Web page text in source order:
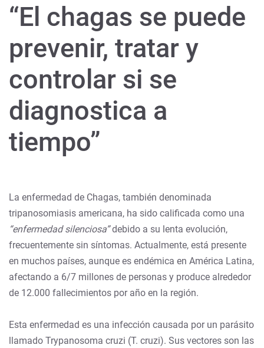
“El chagas se puede
prevenir, tratar y
controlar si se
diagnostica a
tiempo”
La enfermedad de Chagas, también denominada
tripanosomiasis americana, ha sido calificada como una
“enfermedad silenciosa”debido a su lenta evolución,
frecuentemente sin síntomas. Actualmente, está presente
en muchos países, aunque es endémica en América Latina,
afectando a 6/7 millones de personas y produce alrededor
de 12.000 fallecimientos por año en la región.
Esta enfermedad es una infección causada por un parásito
llamado Trypanosoma cruzi (T. cruzi). Sus vectores son las